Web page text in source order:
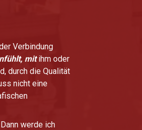
Verbindung
mitihm oder
durch die Qualität
nicht eine
werde ich